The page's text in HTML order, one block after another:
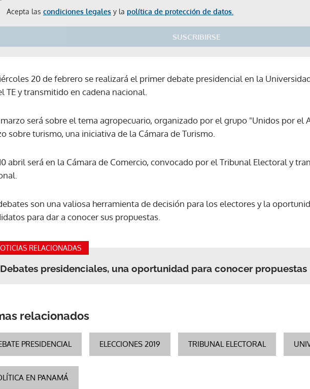
Acepta las condiciones legales y la política de protección de datos.
SUSCRIBIRSE
Gracias por suscribirte a nuestro boletín.
20 de febrero se realizará el primer debate presidencial en la
TE y transmitido en cadena nacional.
marzo será sobre el tema agropecuario, organizado por el grupo "Unidos por el
sobre turismo, una iniciativa de la Cámara de Turismo.
abril será en la Cámara de Comercio, convocado por el Tribunal Electoral y
son una valiosa herramienta de decisión para los electores y la
para dar a conocer sus propuestas.
RELACIONADAS
Debates presidenciales, una oportunidad para conocer propuestas
relacionados
PRESIDENCIAL ELECCIONES 2019 TRIBUNAL ELECTORAL
EN PANAMÁ